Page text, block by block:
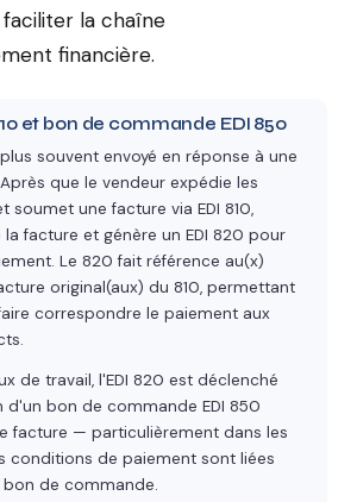
la chaîne
financière.
et bon de commande EDI 850
souvent envoyé en réponse à une
Après que le vendeur expédie les
soumet une facture via EDI 810,
facture et génère un EDI 820 pour
Le 820 fait référence au(x)
original(aux) du 810, permettant
correspondre le paiement aux
de travail, l'EDI 820 est déclenché
d'un bon de commande EDI 850
facture — particulièrement dans les
conditions de paiement sont liées
de commande.